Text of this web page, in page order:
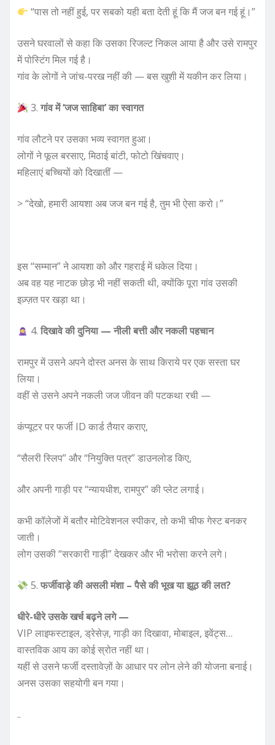
“पास तो नहीं हुई, पर सबको यही बता देती हूं कि मैं जज बन गई हूं।”
उसने घरवालों से कहा कि उसका रिजल्ट निकल आया है और उसे रामपुर
में पोस्टिंग मिल गई है।
गांव के लोगों ने जांच-परख नहीं की — बस खुशी में यकीन कर लिया।
3.गांव में ‘जज साहिबा’ का स्वागत
गांव लौटने पर उसका भव्य स्वागत हुआ।
लोगों ने फूल बरसाए, मिठाई बांटी, फोटो खिंचवाए।
महिलाएं बच्चियों को दिखातीं —
> “देखो, हमारी आयशा अब जज बन गई है, तुम भी ऐसा करो।”
इस “सम्मान” ने आयशा को और गहराई में धकेल दिया।
अब वह यह नाटक छोड़ भी नहीं सकती थी, क्योंकि पूरा गांव उसकी
इज़्ज़त पर खड़ा था।
4.दिखावे की दुनिया — नीली बत्ती और नकली पहचान
रामपुर में उसने अपने दोस्त अनस के साथ किराये पर एक सस्ता घर
लिया।
वहीं से उसने अपने नकली जज जीवन की पटकथा रची —
कंप्यूटर पर फर्जी ID कार्ड तैयार कराए,
“सैलरी स्लिप” और “नियुक्ति पत्र” डाउनलोड किए,
और अपनी गाड़ी पर “न्यायधीश, रामपुर” की प्लेट लगाई।
कभी कॉलेजों में बतौर मोटिवेशनल स्पीकर, तो कभी चीफ गेस्ट बनकर
जाती।
लोग उसकी “सरकारी गाड़ी” देखकर और भी भरोसा करने लगे।
5.फर्जीवाड़े की असली मंशा – पैसे की भूख या झूठ की लत?
धीरे-धीरे उसके खर्च बढ़ने लगे —
VIP लाइफस्टाइल, ड्रेसेज़, गाड़ी का दिखावा, मोबाइल, इवेंट्स…
वास्तविक आय का कोई स्रोत नहीं था।
यहीं से उसने फर्जी दस्तावेज़ों के आधार पर लोन लेने की योजना बनाई।
अनस उसका सहयोगी बन गया।
..